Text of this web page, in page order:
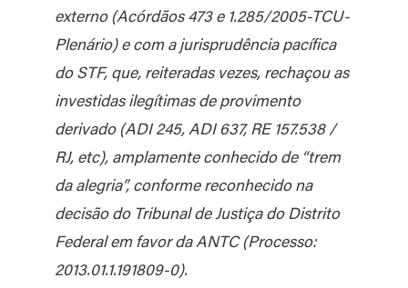
externo (Acórdãos 473 e 1.285/2005-TCU-
Plenário) e com a jurisprudência pacífica
do STF, que, reiteradas vezes, rechaçou as
investidas ilegítimas de provimento
derivado (ADI 245, ADI 637, RE 157.538 /
RJ, etc), amplamente conhecido de “trem
da alegria”, conforme reconhecido na
decisão do Tribunal de Justiça do Distrito
Federal em favor da ANTC (Processo:
2013.01.1.191809-0).